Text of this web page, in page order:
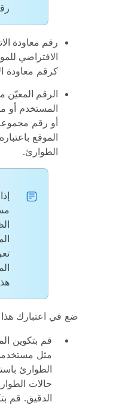
رقم معاودة
الافتراضي
كرقم معاودة
الرقم
المستخدم أو
أو رقم
الموقع
الطوارئ.
ضع في اعتبارك هذا
قم بتكوين
مثل
الطوارئ
حالات
الدقيق. قم